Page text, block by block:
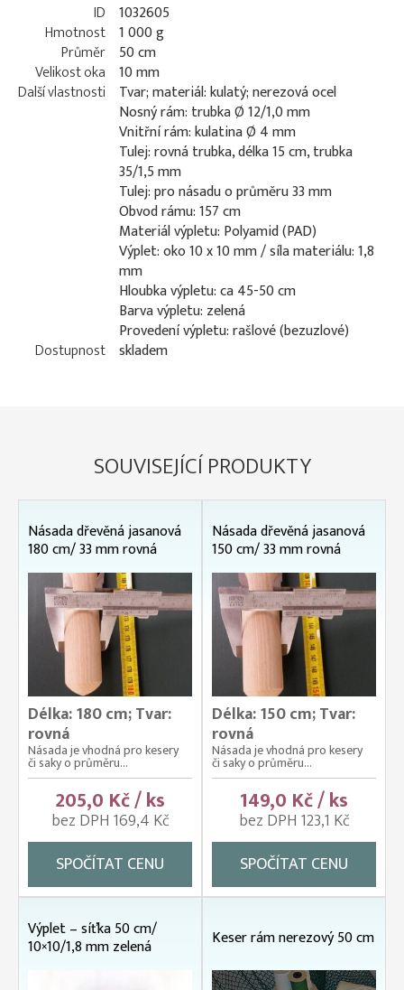
ID 1032605
Hmotnost 1 000 g
Průměr 50 cm
Velikost oka 10 mm
Další vlastnosti
Tvar; materiál: kulatý; nerezová ocel
Nosný rám: trubka Ø 12/1,0 mm
Vnitřní rám: kulatina Ø 4 mm
Tulej: rovná trubka, délka 15 cm, trubka
35/1,5 mm
Tulej: pro násadu o průměru 33 mm
Obvod rámu: 157 cm
Materiál výpletu: Polyamid (PAD)
Výplet: oko 10 x 10 mm / síla materiálu: 1,8
mm
Hloubka výpletu: ca 45-50 cm
Barva výpletu: zelená
Provedení výpletu: rašlové (bezuzlové)
Dostupnost skladem
SOUVISEJÍCÍ PRODUKTY
Násada dřevěná jasanová
180 cm/ 33 mm rovná
Délka: 180 cm; Tvar:
rovná
Násada je vhodná pro kesery
či saky o průměru...
205,0 Kč / ks
bez DPH 169,4 Kč
SPOČÍTAT CENU
Násada dřevěná jasanová
150 cm/ 33 mm rovná
Délka: 150 cm; Tvar:
rovná
Násada je vhodná pro kesery
či saky o průměru...
149,0 Kč / ks
bez DPH 123,1 Kč
SPOČÍTAT CENU
Výplet – síťka 50 cm/
10×10/1,8 mm zelená Keser rám nerezový 50 cm